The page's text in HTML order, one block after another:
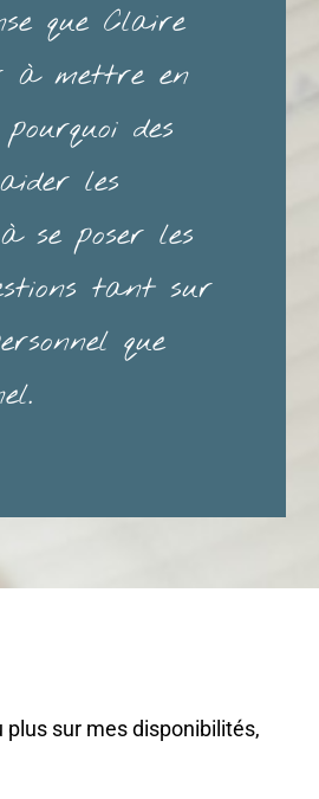
que Claire
à mettre en
des
les
se poser les
tant sur
que
plus sur mes disponibilités,